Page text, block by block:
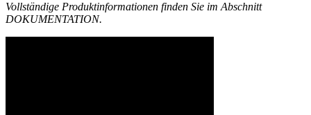
Vollständige Produktinformationen finden Sie im Abschnitt
DOKUMENTATION.